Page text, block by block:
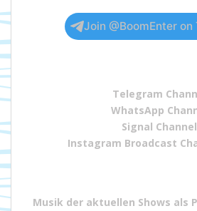
Join @BoomEnter on
Telegram
WhatsApp
Signal Channel
Instagram Broadcast
Musik der aktuellen Shows als